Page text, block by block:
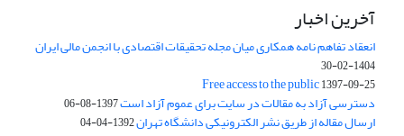
آخرین اخبار
انعقاد تفاهم نامه همکاری میان مجله تحقیقات اقتصادی با انجمن مالی ایران
1404-02-30
Free access to the public1397-09-25
دسترسی آزاد به مقالات در سایت برای عموم آزاد است1397-08-06
ارسال مقاله از طریق نشر الکترونیکی دانشگاه تهران1392-04-04